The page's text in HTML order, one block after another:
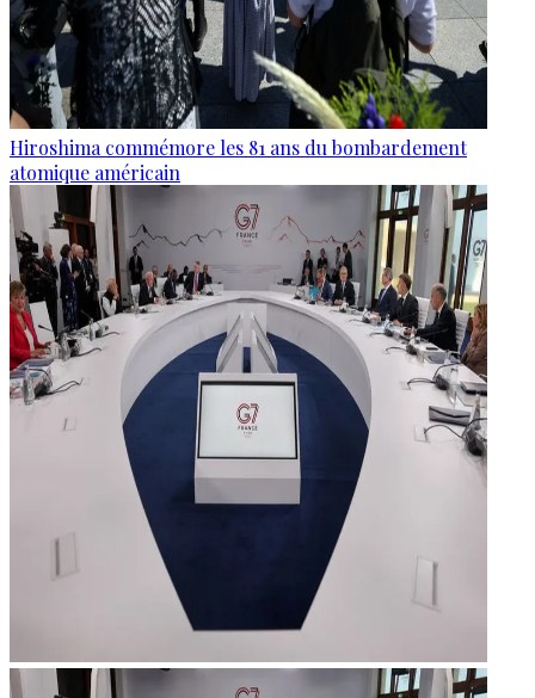
Hiroshima commémore les 81 ans du bombardement
atomique américain